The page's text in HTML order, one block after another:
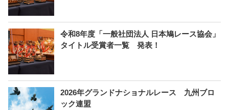
令和8年度「一般社団法人 日本鳩レース協会」
タイトル受賞者一覧 発表！
2026年グランドナショナルレース 九州ブロ
ック連盟